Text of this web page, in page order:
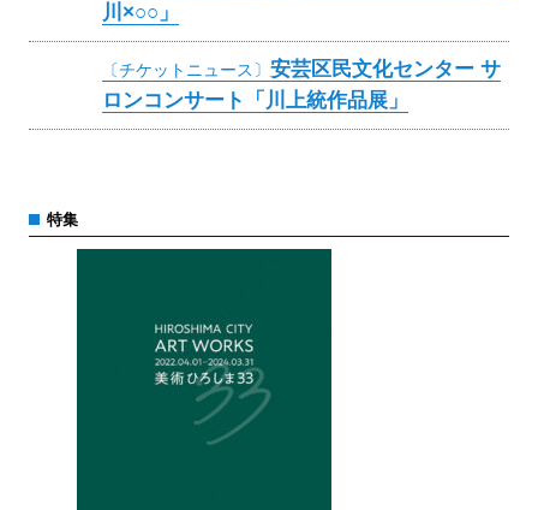
川×○○」
〔チケットニュース〕安芸区民文化センター サ
ロンコンサート「川上統作品展」
特集